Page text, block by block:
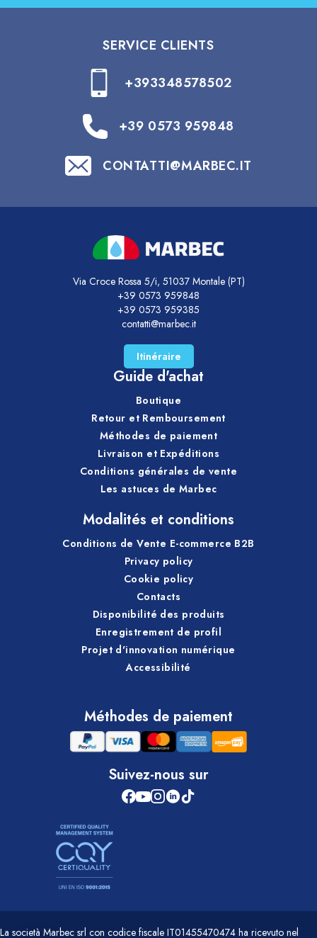
SERVICE CLIENTS
+393348578502
+39 0573 959848
CONTATTI@MARBEC.IT
Via Croce Rossa 5/i, 51037 Montale (PT)
+39 0573 959848
+39 0573 959385
contatti@marbec.it
Itinéraire
Guide d'achat
Boutique
Retour et Remboursement
Méthodes de paiement
Livraison et Expéditions
Conditions générales de vente
Les astuces de Marbec
Modalités et conditions
Conditions de Vente E-commerce B2B
Privacy policy
Cookie policy
Contacts
Disponibilité des produits
Enregistrement de profil
Projet d'innovation numérique
Accessibilité
Méthodes de paiement
Suivez-nous sur
La società Marbec srl con codice fiscale IT01455470474 ha ricevuto nel